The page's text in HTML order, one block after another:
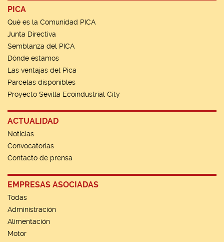
PICA
Qué es la Comunidad PICA
Junta Directiva
Semblanza del PICA
Dónde estamos
Las ventajas del Pica
Parcelas disponibles
Proyecto Sevilla Ecoindustrial City
ACTUALIDAD
Noticias
Convocatorias
Contacto de prensa
EMPRESAS ASOCIADAS
Todas
Administración
Alimentación
Motor